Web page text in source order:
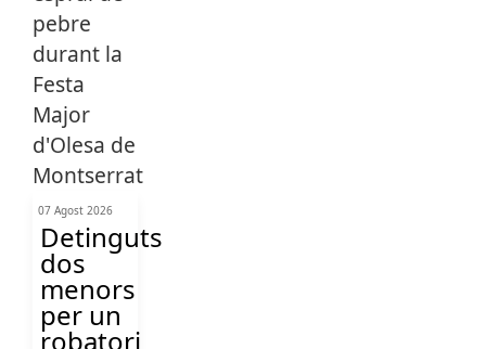
07 Agost 2026
Detinguts
dos
menors
per un
robatori